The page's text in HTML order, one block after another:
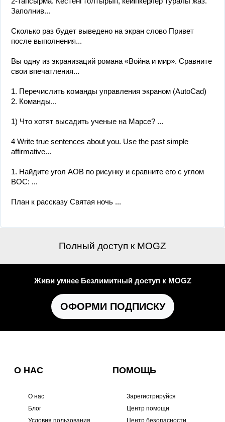
Заполнив...
Сколько раз будет выведено на экран слово Привет
после выполнения...
Вы одну из экранизаций романа «Война и мир». Сравните
свои впечатления...
1. Перечислить команды управления экраном (AutoCad)
2. Команды...
1) Что хотят высадить ученые на Марсе? ​...
4 Write true sentences about you. Use the past simple
affirmative...
1. Найдите угол AOB по рисунку и сравните его с углом
ВОС: ​...
План к рассказу Святая ночь ​...
Полный доступ к MOGZ
Живи умнее Безлимитный доступ к MOGZ
ОФОРМИ ПОДПИСКУ
О НАС
О нас
Блог
Условия пользования
ПОМОЩЬ
Зарегистрируйся
Центр помощи
Центр безопасности